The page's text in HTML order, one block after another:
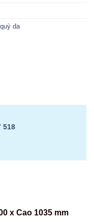
da
518
x Cao 1035 mm